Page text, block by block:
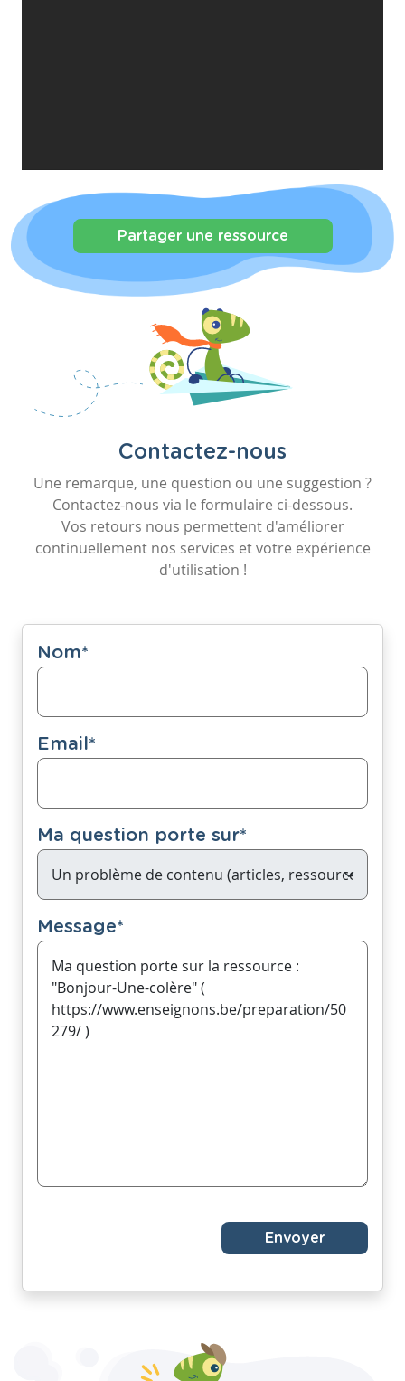
Partager une ressource
Contactez-nous
Une remarque, une question ou une suggestion ?
Contactez-nous via le formulaire ci-dessous.
Vos retours nous permettent d'améliorer
continuellement nos services et votre expérience
d'utilisation !
Nom*
Email*
Ma question porte sur*
Message*
Envoyer